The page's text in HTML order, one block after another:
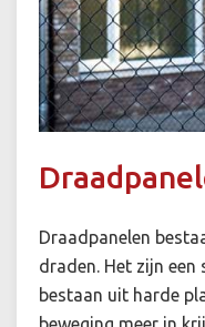
Draadpanelen
draden. Het zijn
bestaan uit harde